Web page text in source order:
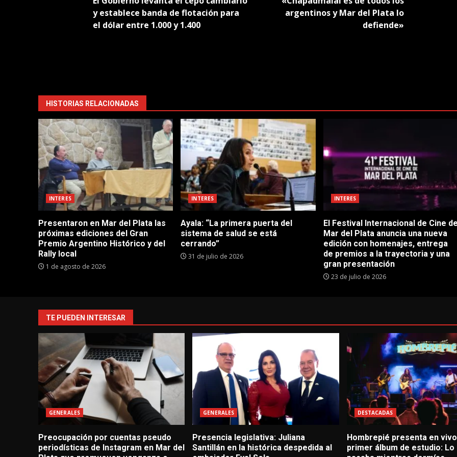
navigation
y establece banda de flotación para
el dólar entre 1.000 y 1.400
argentinos y Mar del Plata lo
defiende»
HISTORIAS RELACIONADAS
INTERES
Presentaron en Mar del Plata las
próximas ediciones del Gran
Premio Argentino Histórico y del
Rally local
1 de agosto de 2026
INTERES
Ayala: “La primera puerta del
sistema de salud se está
cerrando”
31 de julio de 2026
INTERES
El Festival Internacional de Cine
Mar del Plata anuncia una nueva
edición con homenajes, entrega
de premios a la trayectoria y una
gran presentación
23 de julio de 2026
TE PUEDEN INTERESAR
GENERALES
Preocupación por cuentas pseudo
periodísticas de Instagram en Mar del
GENERALES
Presencia legislativa: Juliana
Santillán en la histórica despedida al
DESTACADAS
Hombrepié presenta en
primer álbum de estudio: Lo